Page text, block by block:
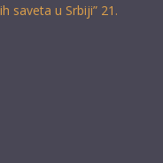
saveta u Srbiji” 21.